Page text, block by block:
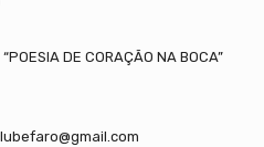
DE CORAÇÃO NA BOCA”